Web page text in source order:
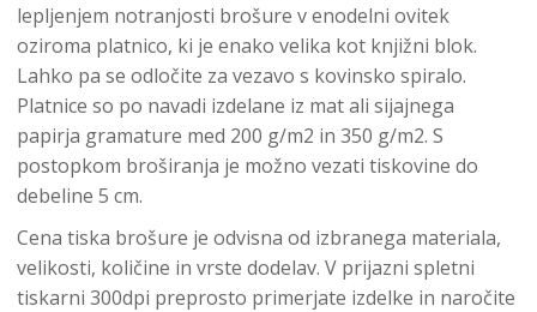
lepljenjem notranjosti brošure v enodelni ovitek
oziroma platnico, ki je enako velika kot knjižni blok.
Lahko pa se odločite za vezavo s kovinsko spiralo.
Platnice so po navadi izdelane iz mat ali sijajnega
papirja gramature med 200 g/m2 in 350 g/m2. S
postopkom broširanja je možno vezati tiskovine do
debeline 5 cm.
Cena tiska brošure je odvisna od izbranega materiala,
velikosti, količine in vrste dodelav. V prijazni spletni
tiskarni 300dpi preprosto primerjate izdelke in naročite